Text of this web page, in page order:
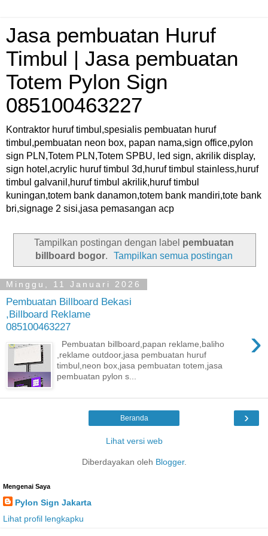
Jasa pembuatan Huruf
Timbul | Jasa pembuatan
Totem Pylon Sign
085100463227
Kontraktor huruf timbul,spesialis pembuatan huruf
timbul,pembuatan neon box, papan nama,sign office,pylon
sign PLN,Totem PLN,Totem SPBU, led sign, akrilik display,
sign hotel,acrylic huruf timbul 3d,huruf timbul stainless,huruf
timbul galvanil,huruf timbul akrilik,huruf timbul
kuningan,totem bank danamon,totem bank mandiri,tote bank
bri,signage 2 sisi,jasa pemasangan acp
Tampilkan postingan dengan label pembuatan
billboard bogor. Tampilkan semua postingan
Minggu, 11 Januari 2026
Pembuatan Billboard Bekasi
,Billboard Reklame
085100463227
›
Pembuatan billboard,papan reklame,baliho
,reklame outdoor,jasa pembuatan huruf
timbul,neon box,jasa pembuatan totem,jasa
pembuatan pylon s...
›
Beranda
Lihat versi web
Diberdayakan oleh Blogger.
Mengenai Saya
Pylon Sign Jakarta
Lihat profil lengkapku